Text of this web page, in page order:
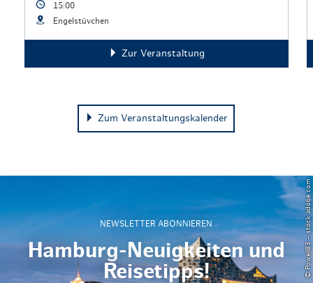
15:00
Engelstüvchen
Zur Veranstaltung
Zum Veranstaltungskalender
NEWSLETTER ABONNIEREN
Hamburg-Neuigkeiten und
Reisetipps!
© Powell83 – stock.adobe.com